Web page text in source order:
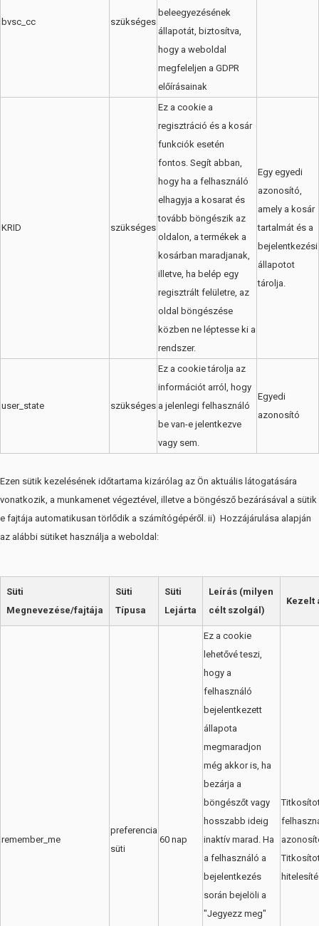
bvsc_cc szükséges
beleegyezésének
állapotát, biztosítva,
hogy a weboldal
megfeleljen a GDPR
előírásainak
KRID szükséges
Ez a cookie a
regisztráció és a kosár
funkciók esetén
fontos. Segít abban,
hogy ha a felhasználó
elhagyja a kosarat és
tovább böngészik az
oldalon, a termékek a
kosárban maradjanak,
illetve, ha belép egy
regisztrált felületre, az
oldal böngészése
közben ne léptesse ki a
rendszer.
Egy egyedi
azonosító,
amely a kosár
tartalmát és a
bejelentkezési
állapotot
tárolja.
user_state szükséges
Ez a cookie tárolja az
információt arról, hogy
a jelenlegi felhasználó
be van-e jelentkezve
vagy sem.
Egyedi
azonosító
Ezen sütik kezelésének időtartama kizárólag az Ön aktuális látogatására
vonatkozik, a munkamenet végeztével, illetve a böngésző bezárásával a sütik
e fajtája automatikusan törlődik a számítógépéről. ii) Hozzájárulása alapján
az alábbi sütiket használja a weboldal:
Süti
Megnevezése/fajtája
Süti
Típusa
Süti
Lejárta
Leírás (milyen
célt szolgál)
Kezelt
remember_me
preferencia
süti
60 nap
Ez a cookie
lehetővé teszi,
hogy a
felhasználó
bejelentkezett
állapota
megmaradjon
még akkor is, ha
bezárja a
böngészőt vagy
hosszabb ideig
inaktív marad. Ha
a felhasználó a
bejelentkezés
során bejelöli a
"Jegyezz meg"